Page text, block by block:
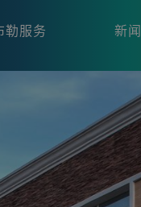
勒服务 新闻